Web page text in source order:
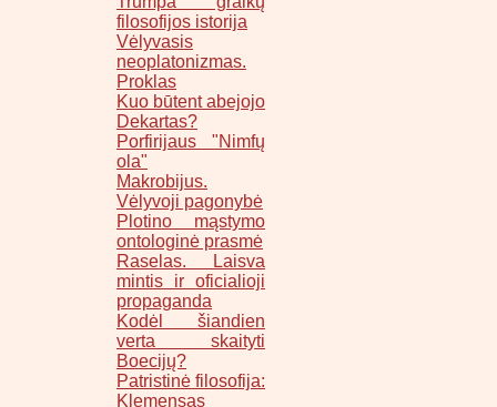
filosofijos istorija
Vėlyvasis
neoplatonizmas.
Proklas
Kuo būtent abejojo
Dekartas?
Porfirijaus "Nimfų
ola"
Makrobijus.
Vėlyvoji pagonybė
Plotino mąstymo
ontologinė prasmė
Raselas. Laisva
mintis ir oficialioji
propaganda
Kodėl šiandien
verta skaityti
Boecijų?
Patristinė filosofija:
Klemensas